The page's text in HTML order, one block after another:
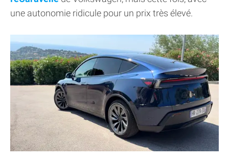
une autonomie ridicule pour un prix très élevé.